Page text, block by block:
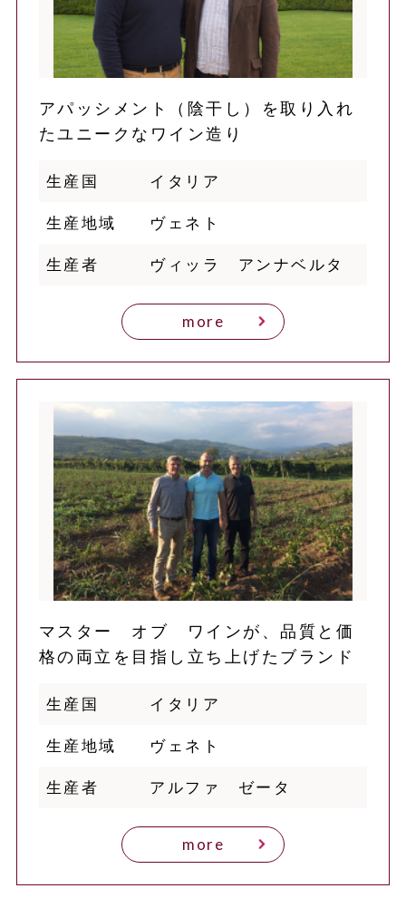
アパッシメント（陰干し）を取り入れ
たユニークなワイン造り
生産国 イタリア
生産地域 ヴェネト
生産者 ヴィッラ アンナベルタ
more
マスター オブ ワインが、品質と価
格の両立を目指し立ち上げたブランド
生産国 イタリア
生産地域 ヴェネト
生産者 アルファ ゼータ
more